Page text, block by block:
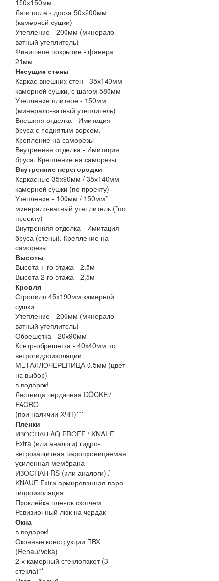
150х150мм
Лаги пола - доска 50х200мм
(камерной сушки)
Утепление - 200мм (минерало-
ватный утеплитель)
Финишное покрытие - фанера
21мм
Несущие стены
Каркас внешних стен - 35х140мм
камерной сушки, с шагом 580мм
Утепление плитное - 150мм
(минерало-ватный утеплитель)
Внешняя отделка - Имитация
бруса с поднятым ворсом.
Крепление на саморезы
Внутренняя отделка - Имитация
бруса. Крепление на саморезы
Внутренние перегородки
Каркасные 35х90мм / 35х140мм
камерной сушки (по проекту)
Утепление - 100мм / 150мм*
минерало-ватный утеплитель (*по
проекту)
Внутренняя отделка - Имитация
бруса (стены). Крепление на
саморезы
Высоты
Высота 1-го этажа - 2,5м
Высота 2-го этажа - 2,5м
Кровля
Стропило 45х190мм камерной
сушки
Утепление - 200мм (минерало-
ватный утеплитель)
Обрешетка - 20х90мм
Контр-обрешетка - 40х40мм по
ветрогидроизоляции
МЕТАЛЛОЧЕРЕПИЦА 0.5мм (цвет
на выбор)
в подарок!
Лестница чердачная DÖCKE /
FACRO
(при наличии ХЧП)***
Пленки
ИЗОСПАН AQ PROFF / KNAUF
Extra (или аналоги) гидро-
ветрозащитная паропроницаемая
усиленная мембрана
ИЗОСПАН RS (или аналоги) /
KNAUF Extra армированная паро-
гидроизоляция
Проклейка пленок скотчем
Ревизионный люк на чердак
Окна
в подарок!
Оконные конструкции ПВХ
(Rehau/Veka)
2-х камерный стеклопакет (3
стекла)**